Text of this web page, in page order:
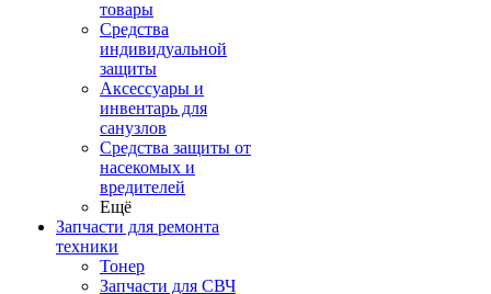
товары
Средства
индивидуальной
защиты
Аксессуары и
инвентарь для
санузлов
Средства защиты от
насекомых и
вредителей
Ещё
Запчасти для ремонта
техники
Тонер
Запчасти для СВЧ